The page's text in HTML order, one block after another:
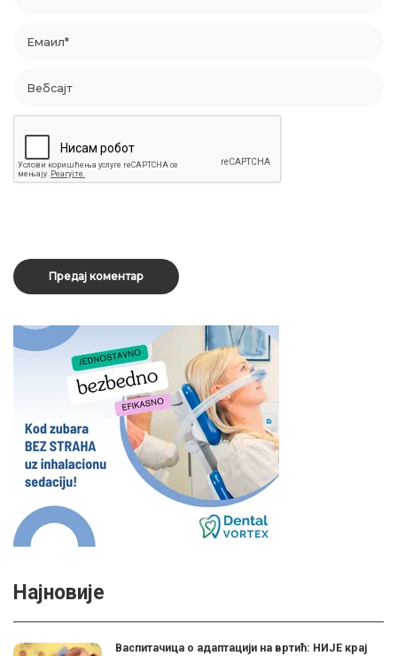
Најновије
Васпитачица о адаптацији на вртић: НИЈЕ крај